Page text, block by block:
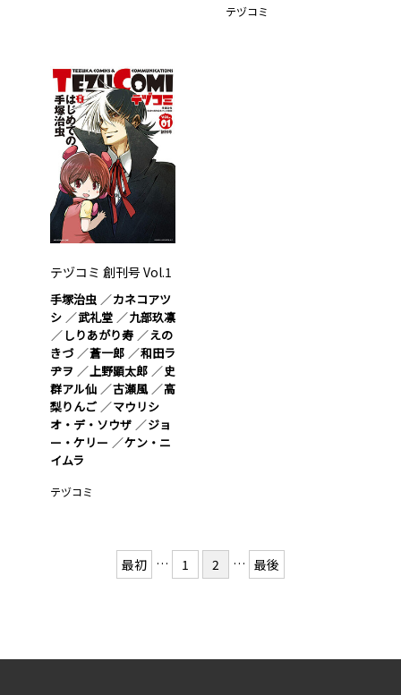
テヅコミ
テヅコミ 創刊号 Vol.1
手塚治虫
カネコアツ
シ
武礼堂
九部玖凛
しりあがり寿
えの
きづ
蒼一郎
和田ラ
ヂヲ
上野顕太郎
史
群アル仙
古瀬風
高
梨りんご
マウリシ
オ・デ・ソウザ
ジョ
ー・ケリー
ケン・ニ
イムラ
テヅコミ
最初 … 1 2 … 最後